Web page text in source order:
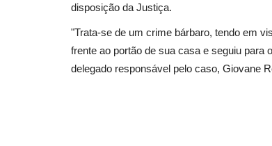
disposição da Justiça.
"Trata-se de um crime bárbaro, tendo em
frente ao portão de sua casa e seguiu para
delegado responsável pelo caso, Giovane